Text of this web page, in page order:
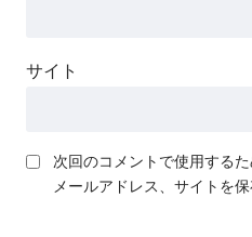
サイト
次回のコメントで使用する
メールアドレス、サイトを保